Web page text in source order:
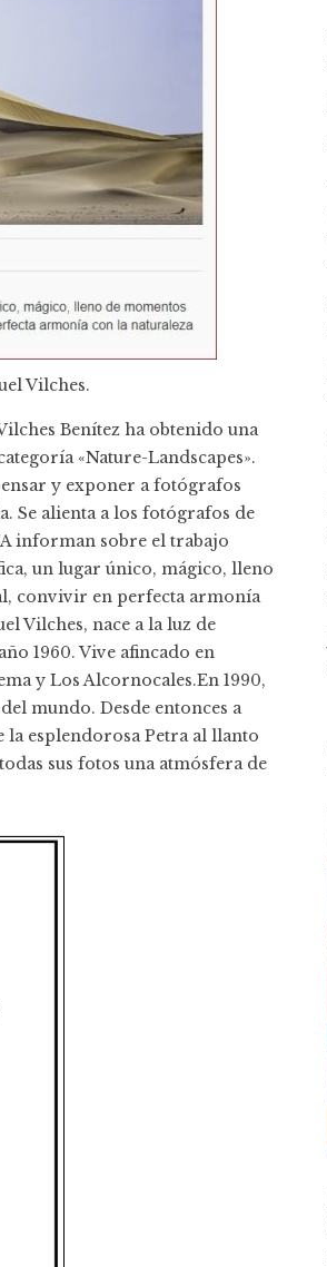
Vilches.
Benítez ha obtenido una
«Nature-Landscapes».
y exponer a fotógrafos
Se alienta a los fotógrafos de
informan sobre el trabajo
un lugar único, mágico, lleno
convivir en perfecta armonía
Vilches, nace a la luz de
1960. Vive afincado en
y Los Alcornocales.En 1990,
mundo. Desde entonces a
esplendorosa Petra al llanto
sus fotos una atmósfera de